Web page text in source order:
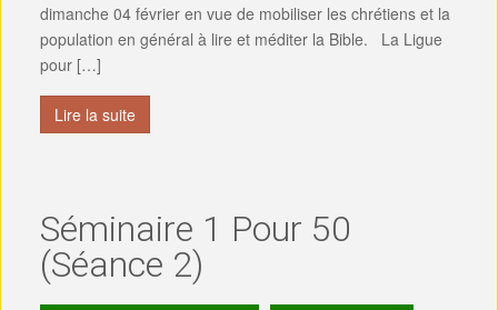
dimanche 04 février en vue de mobiliser les chrétiens et la
population en général à lire et méditer la Bible. La Ligue
pour […]
Lire la suite
Séminaire 1 Pour 50
(Séance 2)